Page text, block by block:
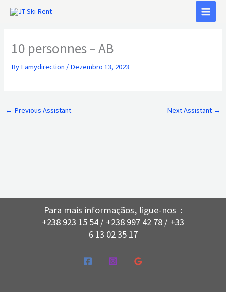
10 personnes – AB
By Lamydirection / Dezembro 13, 2023
← Previous Assistant Next Assistant →
Para mais informaçãos, ligue-nos :
+238 923 15 54 / +238 997 42 78 / +33
6 13 02 35 17